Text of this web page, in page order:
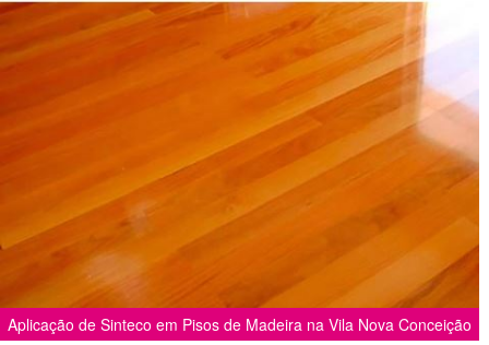
Aplicação de Sinteco em Pisos de Madeira na Vila Nova Conceição